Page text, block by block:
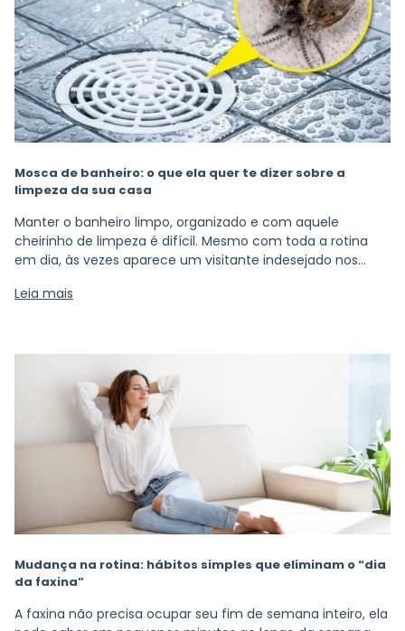
Mosca de banheiro: o que ela quer te dizer sobre a
limpeza da sua casa
Manter o banheiro limpo, organizado e com aquele
cheirinho de limpeza é difícil. Mesmo com toda a rotina
em dia, às vezes aparece um visitante indesejado nos
chamada de mosquitinho de ralo.
Leia mais
Mudança na rotina: hábitos simples que eliminam o “dia
da faxina”
A faxina não precisa ocupar seu fim de semana inteiro, ela